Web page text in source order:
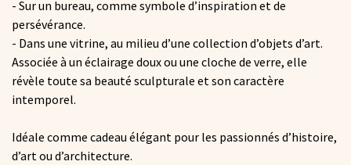
- Sur un bureau, comme symbole d’inspiration et de
persévérance.
- Dans une vitrine, au milieu d’une collection d’objets d’art.
Associée à un éclairage doux ou une cloche de verre, elle
révèle toute sa beauté sculpturale et son caractère
intemporel.
Idéale comme cadeau élégant pour les passionnés d’histoire,
d’art ou d’architecture.